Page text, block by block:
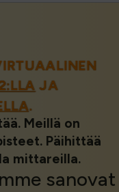
JA
.
Meillä on
Päihittää
mittareilla.
sanovat